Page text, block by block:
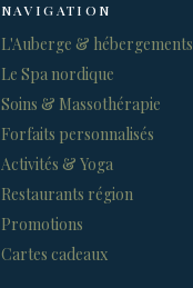
NAVIGATION
L'Auberge & hébergements
Le Spa nordique
Soins & Massothérapie
Forfaits personnalisés
Activités & Yoga
Restaurants région
Promotions
Cartes cadeaux